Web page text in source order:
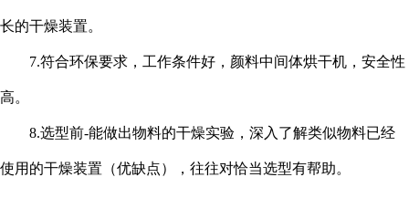
长的干燥装置。
7.符合环保要求，工作条件好，颜料中间体烘干机，安全性
高。
8.选型前-能做出物料的干燥实验，深入了解类似物料已经
使用的干燥装置（优缺点），往往对恰当选型有帮助。